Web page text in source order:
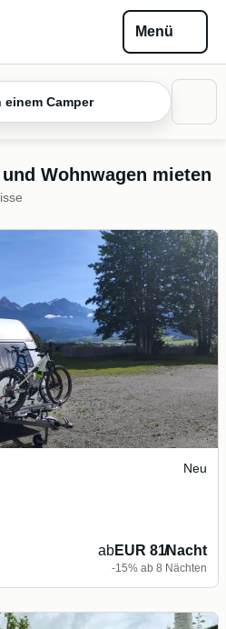
Menü
einem Camper
Wohnwagen mieten
Neu
abEUR 81/Nacht
-15% ab 8 Nächten